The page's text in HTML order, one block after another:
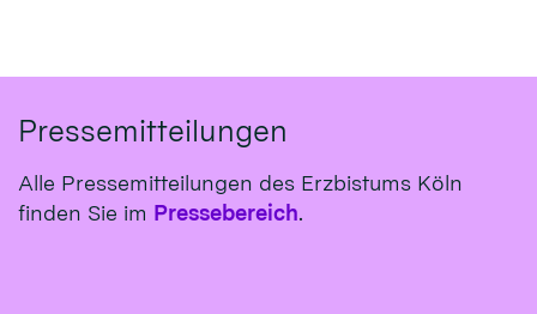
Pressemitteilungen
Alle Pressemitteilungen des Erzbistums Köln
finden Sie im Pressebereich.